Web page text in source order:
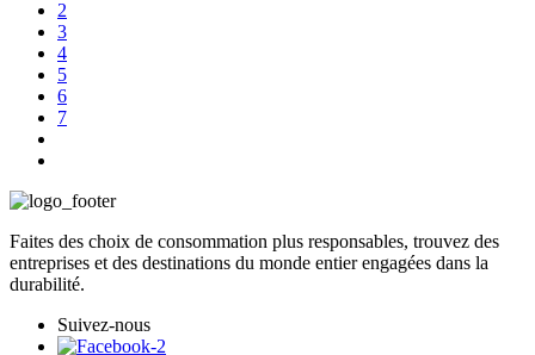
2
3
4
5
6
7
Faites des choix de consommation plus responsables, trouvez des
entreprises et des destinations du monde entier engagées dans la
durabilité.
Suivez-nous